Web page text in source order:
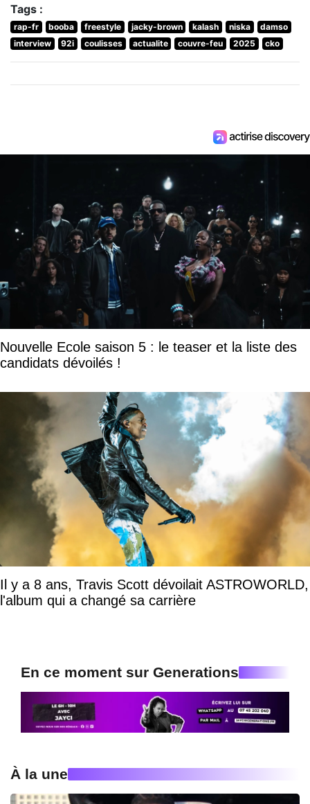
Tags :
rap-fr booba freestyle jacky-brown kalash niska
damso
interview
92i coulisses actualite couvre-feu 2025 cko
Nouvelle Ecole saison 5 : le teaser et la liste des
candidats dévoilés !
Il y a 8 ans, Travis Scott dévoilait ASTROWORLD,
l'album qui a changé sa carrière
En ce moment sur Generations
À la une